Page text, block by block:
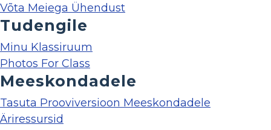
Võta Meiega Ühendust
Tudengile
Minu Klassiruum
Photos For Class
Meeskondadele
Tasuta Prooviversioon Meeskondadele
Äriressursid